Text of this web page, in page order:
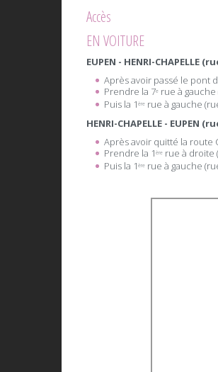
Accès
EN VOITURE
EUPEN - HENRI-CHAPELLE
Après avoir passé le pont
Prendre la 7e rue à
Puis la 1 ère rue à gauche
HENRI-CHAPELLE - EUPEN
Après avoir quitté la route
Prendre la 1 ère rue à droite
Puis la 1 ère rue à gauche